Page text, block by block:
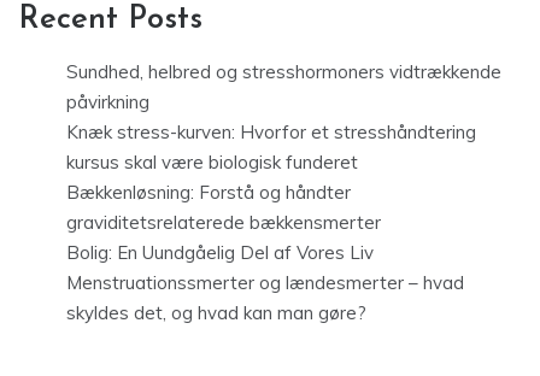
Recent Posts
Sundhed, helbred og stresshormoners vidtrækkende
påvirkning
Knæk stress-kurven: Hvorfor et stresshåndtering
kursus skal være biologisk funderet
Bækkenløsning: Forstå og håndter
graviditetsrelaterede bækkensmerter
Bolig: En Uundgåelig Del af Vores Liv
Menstruationssmerter og lændesmerter – hvad
skyldes det, og hvad kan man gøre?